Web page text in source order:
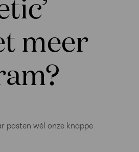
meer
posten wél onze knappe